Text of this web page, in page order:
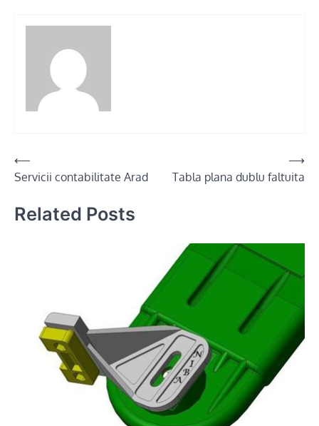
Post
navigation
⟵
Servicii contabilitate Arad
Tabla plana dublu faltuita
⟶
Related Posts